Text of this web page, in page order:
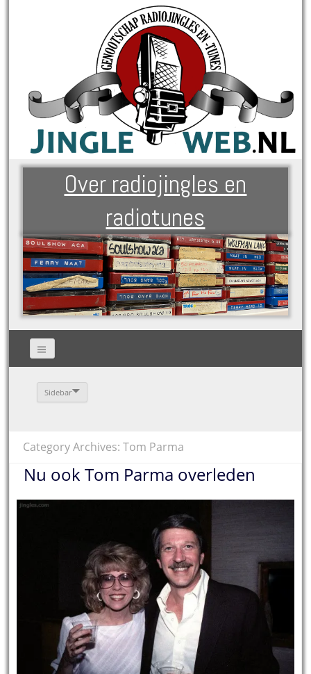
Over radiojingles en
radiotunes
Sidebar
Category Archives: Tom Parma
Nu ook Tom Parma overleden